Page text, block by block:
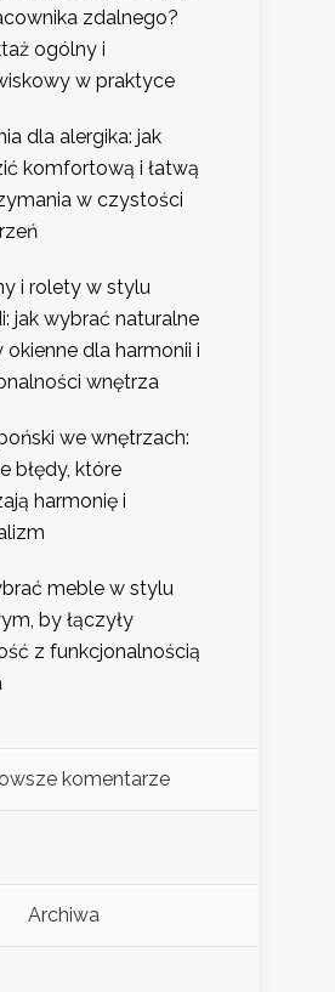
zdalnego?
ogólny i
w praktyce
dla alergika: jak
komfortową i łatwą
w czystości
i rolety w stylu
jak wybrać naturalne
okienne dla harmonii i
wnętrza
we wnętrzach:
błędy, które
harmonię i
meble w stylu
by łączyły
z funkcjonalnością
komentarze
Archiwa